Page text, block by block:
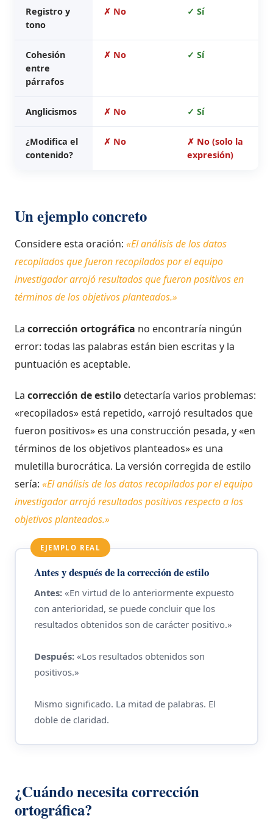
Registro y
tono
✗ No ✓ Sí
Cohesión
entre
párrafos
✗ No ✓ Sí
Anglicismos ✗ No ✓ Sí
¿Modifica el
contenido?
✗ No
✗ No (solo la
expresión)
Un ejemplo concreto
Considere esta oración: «El análisis de los datos
recopilados que fueron recopilados por el equipo
investigador arrojó resultados que fueron positivos en
términos de los objetivos planteados.»
La corrección ortográfica no encontraría ningún
error: todas las palabras están bien escritas y la
puntuación es aceptable.
La corrección de estilodetectaría varios problemas:
«recopilados» está repetido, «arrojó resultados que
fueron positivos» es una construcción pesada, y «en
términos de los objetivos planteados» es una
muletilla burocrática. La versión corregida de estilo
sería: «El análisis de los datos recopilados por el equipo
investigador arrojó resultados positivos respecto a los
objetivos planteados.»
EJEMPLO REAL
Antes y después de la corrección de estilo
Antes:«En virtud de lo anteriormente expuesto
con anterioridad, se puede concluir que los
resultados obtenidos son de carácter positivo.»
Después:«Los resultados obtenidos son
positivos.»
Mismo significado. La mitad de palabras. El
doble de claridad.
¿Cuándo necesita corrección
ortográfica?